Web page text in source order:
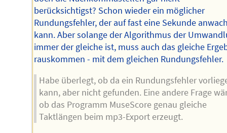
berücksichtigst? Schon wieder ein möglicher
Rundungsfehler, der auf fast eine Sekunde
kann. Aber solange der Algorithmus der
immer der gleiche ist, muss auch das gleiche
rauskommen - mit dem gleichen Rundungsfehler.
Habe überlegt, ob da ein Rundungsfehler
kann, aber nicht gefunden. Eine andere Frage
ob das Programm MuseScore genau gleiche
Taktlängen beim mp3-Export erzeugt.